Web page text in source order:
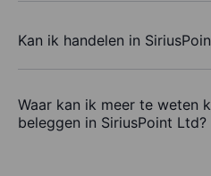
Kan ik handelen in
Waar kan ik meer te weten
beleggen in SiriusPoint Ltd?